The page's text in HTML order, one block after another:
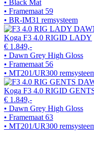
• Black Mat
• Framemaat 59
• BR-IM31 remsysteem
Koga F3 4.0 RIGID LADY
€ 1.849,-
• Dawn Grey High Gloss
• Framemaat 56
• MT201/UR300
Koga F3 4.0 RIGID
€ 1.849,-
• Dawn Grey High Gloss
• Framemaat 63
• MT201/UR300